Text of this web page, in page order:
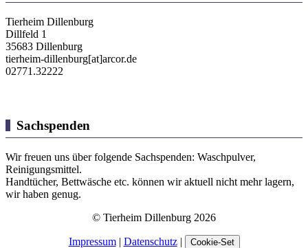
Tierheim Dillenburg
Dillfeld 1
35683 Dillenburg
tierheim-dillenburg[at]arcor.de
02771.32222
Sachspenden
Wir freuen uns über folgende Sachspenden: Waschpulver,
Reinigungsmittel.
Handtücher, Bettwäsche etc. können wir aktuell nicht mehr lagern,
wir haben genug.
© Tierheim Dillenburg 2026
Impressum| Datenschutz| Cookie-Set